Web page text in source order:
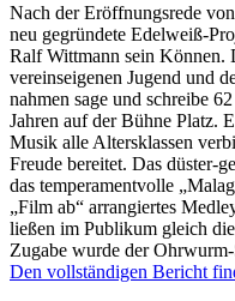
Nach der Eröffnungsrede
neu gegründete Edelweiß-
Ralf Wittmann sein Können.
vereinseigenen Jugend und
nahmen sage und schreibe
Jahren auf der Bühne Platz.
Musik alle Altersklassen
Freude bereitet. Das düster-
das temperamentvolle
„Film ab“ arrangiertes
ließen im Publikum gleich
Zugabe wurde der
Den vollständigen Bericht